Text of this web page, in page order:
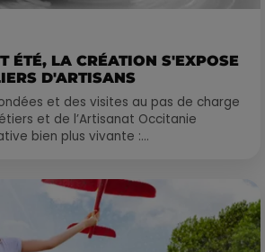
ÉTÉ, LA CRÉATION S'EXPOSE
D'ARTISANS
et des visites au pas de charge
et de l’Artisanat Occitanie
bien plus vivante :...